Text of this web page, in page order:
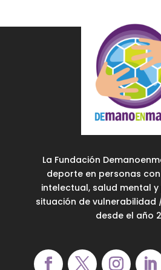
La Fundación
deporte en personas
intelectual, salud mental
situación de vulnerabilidad
desde el año